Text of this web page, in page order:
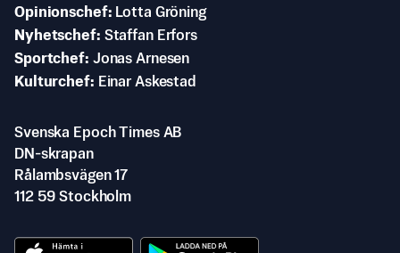
Opinionschef
Lotta Gröning
Nyhetschef Staffan Erfors
Sportchef Jonas Arnesen
Kulturchef
Einar Askestad
Svenska Epoch Times AB
DN-skrapan
Rålambsvägen 17
112 59 Stockholm